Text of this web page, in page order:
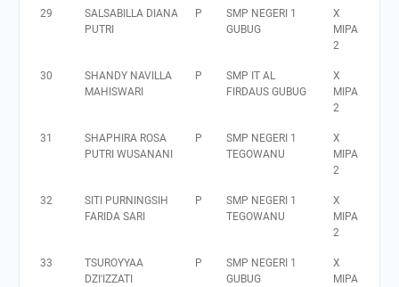
29
SALSABILLA DIANA
PUTRI
P
SMP NEGERI 1
GUBUG
X
MIPA
2
30
SHANDY NAVILLA
MAHISWARI
P
SMP IT AL
FIRDAUS GUBUG
X
MIPA
2
31
SHAPHIRA ROSA
PUTRI WUSANANI
P
SMP NEGERI 1
TEGOWANU
X
MIPA
2
32
SITI PURNINGSIH
FARIDA SARI
P
SMP NEGERI 1
TEGOWANU
X
MIPA
2
33
TSUROYYAA
DZI'IZZATI
P
SMP NEGERI 1
GUBUG
X
MIPA